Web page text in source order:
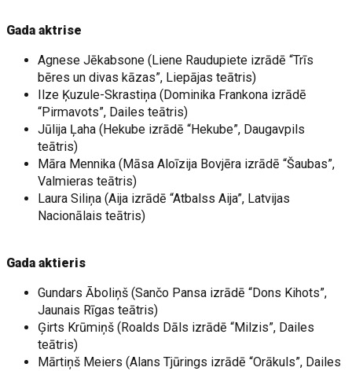
Gada aktrise
Agnese Jēkabsone (Liene Raudupiete izrādē “Trīs
bēres un divas kāzas”, Liepājas teātris)
Ilze Ķuzule-Skrastiņa (Dominika Frankona izrādē
“Pirmavots”, Dailes teātris)
Jūlija Ļaha (Hekube izrādē “Hekube”, Daugavpils
teātris)
Māra Mennika (Māsa Aloīzija Bovjēra izrādē “Šaubas”,
Valmieras teātris)
Laura Siliņa (Aija izrādē “Atbalss Aija”, Latvijas
Nacionālais teātris)
Gada aktieris
Gundars Āboliņš (Sančo Pansa izrādē “Dons Kihots”,
Jaunais Rīgas teātris)
Ģirts Krūmiņš (Roalds Dāls izrādē “Milzis”, Dailes
teātris)
Mārtiņš Meiers (Alans Tjūrings izrādē “Orākuls”, Dailes